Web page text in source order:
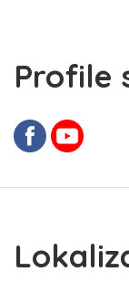
Profile